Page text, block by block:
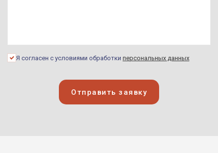
Я согласен с условиями обработки персональных данных
Отправить заявку